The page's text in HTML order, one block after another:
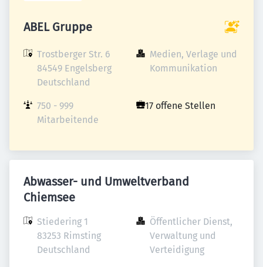
ABEL Gruppe
Trostberger Str. 6
84549 Engelsberg
Deutschland
Medien, Verlage und
Kommunikation
750 - 999
Mitarbeitende
17 offene Stellen
Abwasser- und Umweltverband
Chiemsee
Stiedering 1
83253 Rimsting
Deutschland
Öffentlicher Dienst,
Verwaltung und
Verteidigung